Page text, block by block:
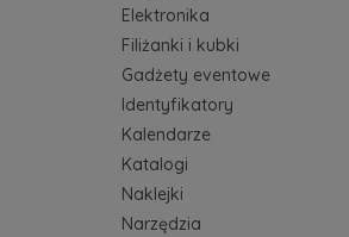
Elektronika
Filiżanki i kubki
Gadżety eventowe
Identyfikatory
Kalendarze
Katalogi
Naklejki
Narzędzia